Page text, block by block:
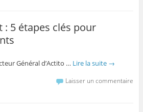
: 5 étapes clés pour
Général d’Actito … Lire la suite →
Laisser un commentaire